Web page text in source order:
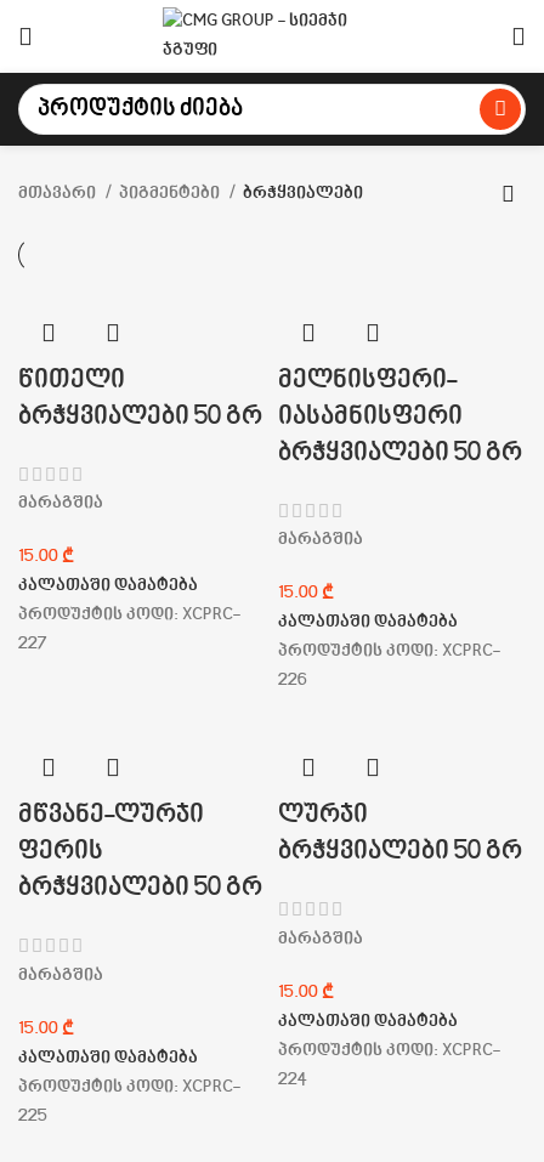
მთავარი პიგმენტები ბრჭყვიალები
წითელი
ბრჭყვიალები 50 გრ
მარაგშია
₾
კალათაში დამატება
პროდუქტის კოდი: XCPRC-
227
მელნისფერი-
იასამნისფერი
ბრჭყვიალები 50 გრ
მარაგშია
₾
კალათაში დამატება
პროდუქტის კოდი: XCPRC-
226
მწვანე-ლურჯი
ფერის
ბრჭყვიალები 50 გრ
მარაგშია
₾
კალათაში დამატება
პროდუქტის კოდი: XCPRC-
225
ლურჯი
ბრჭყვიალები 50 გრ
მარაგშია
₾
კალათაში დამატება
პროდუქტის კოდი: XCPRC-
224